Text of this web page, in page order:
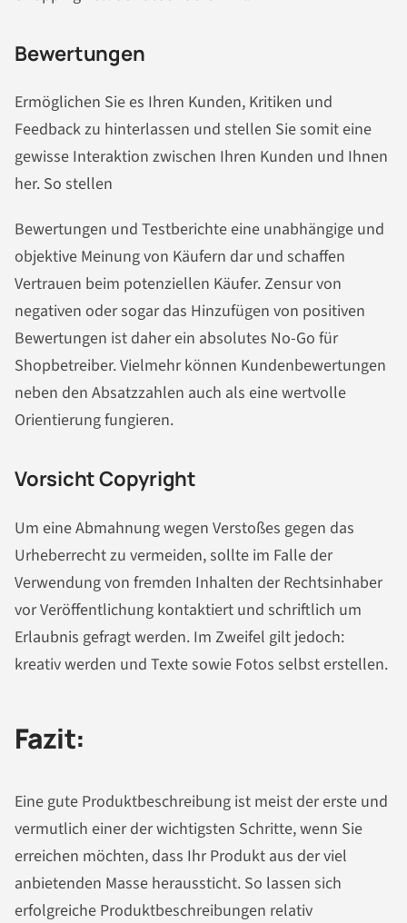
Bewertungen
Ermöglichen Sie es Ihren Kunden, Kritiken und
Feedback zu hinterlassen und stellen Sie somit eine
gewisse Interaktion zwischen Ihren Kunden und Ihnen
her. So stellen
Bewertungen und Testberichte eine unabhängige und
objektive Meinung von Käufern dar und schaffen
Vertrauen beim potenziellen Käufer. Zensur von
negativen oder sogar das Hinzufügen von positiven
Bewertungen ist daher ein absolutes No-Go für
Shopbetreiber. Vielmehr können Kundenbewertungen
neben den Absatzzahlen auch als eine wertvolle
Orientierung fungieren.
Vorsicht Copyright
Um eine Abmahnung wegen Verstoßes gegen das
Urheberrecht zu vermeiden, sollte im Falle der
Verwendung von fremden Inhalten der Rechtsinhaber
vor Veröffentlichung kontaktiert und schriftlich um
Erlaubnis gefragt werden. Im Zweifel gilt jedoch:
kreativ werden und Texte sowie Fotos selbst erstellen.
Fazit:
Eine gute Produktbeschreibung ist meist der erste und
vermutlich einer der wichtigsten Schritte, wenn Sie
erreichen möchten, dass Ihr Produkt aus der viel
anbietenden Masse heraussticht. So lassen sich
erfolgreiche Produktbeschreibungen relativ